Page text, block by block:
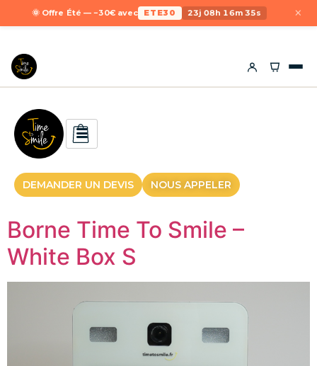
🌞 Offre Été — −30€ avec ETE30 23j 08h 16m 34s ×
DEMANDER UN DEVIS NOUS APPELER
Borne Time To Smile –
White Box S